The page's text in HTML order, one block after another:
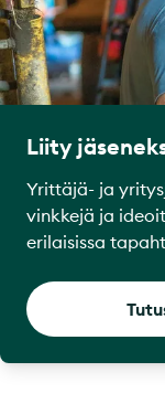
Liity
Yrittäjä- ja
vinkkejä ja
erilaisissa